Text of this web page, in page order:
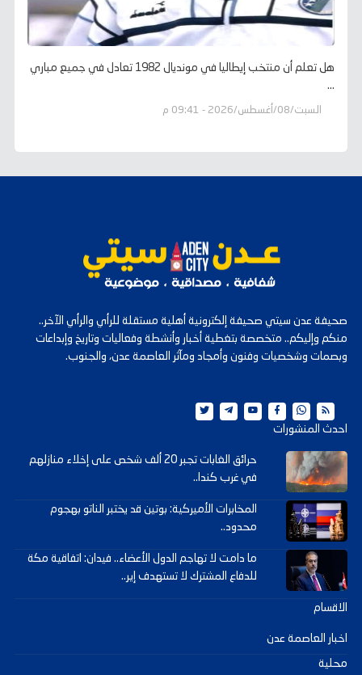
هل تعلم أن منتخب إيطاليا في مونديال 1982 تعادل في جميع مباري
...
السبت/08/أغسطس/2026 - 09:41 م
صحيفة عدن سيتي صحيفة إلكترونية أهلية مستقلة للرأي والرأي الآخر..
منكم وإليكم.. متخصصة بتغطية أخبار وأنشطة وفعاليات وتاريخ وإبداعات
وبصمات وشخصيات وفنون وأمجاد ومآثر العاصمة عدن، والجنوب.
احدث المنشورات
حرائق الغابات تجبر 20 ألف شخص على إخلاء منازلهم
في غرب كندا..
المخابرات الأميركية: بوتين قد يختبر الناتو بهجوم
محدود..
ما دامت لا تهاجم الدول الأعضاء.. فيدان: اتفاقية مكة
للدفاع المشترك لا تستهدف إير..
الاقسام
اخبار العاصمة عدن
محلية